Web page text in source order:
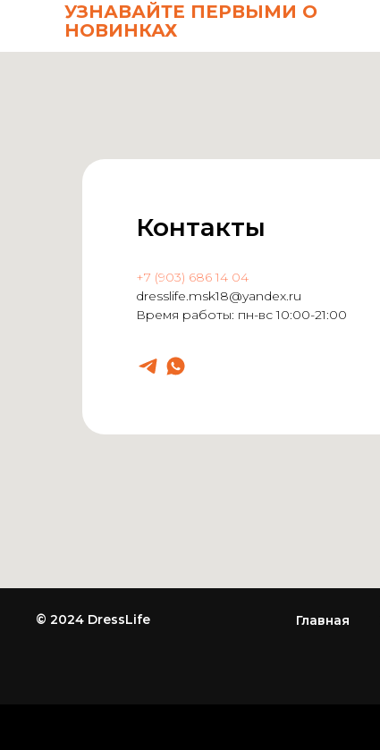
УЗНАВАЙТЕ ПЕРВЫМИ О
НОВИНКАХ
Контакты
+7 (903) 686 14 04
dresslife.msk18@yandex.ru
Время работы: пн-вс 10:00-21:00
© 2024 DressLife Главная